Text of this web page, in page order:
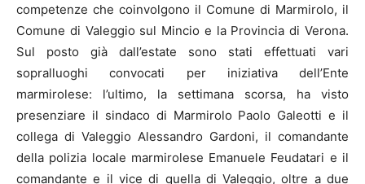
competenze che coinvolgono il Comune di Marmirolo, il
Comune di Valeggio sul Mincio e la Provincia di Verona.
Sul posto già dall’estate sono stati effettuati vari
sopralluoghi convocati per iniziativa dell’Ente
marmirolese: l’ultimo, la settimana scorsa, ha visto
presenziare il sindaco di Marmirolo Paolo Galeotti e il
collega di Valeggio Alessandro Gardoni, il comandante
della polizia locale marmirolese Emanuele Feudatari e il
comandante e il vice di quella di Valeggio, oltre a due